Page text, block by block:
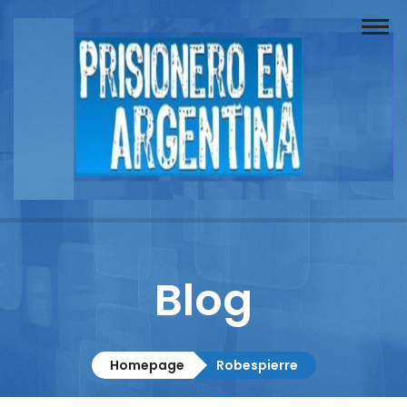
Buscador
Documentos
Columnistas
Contacto
Blog
Homepage Robespierre